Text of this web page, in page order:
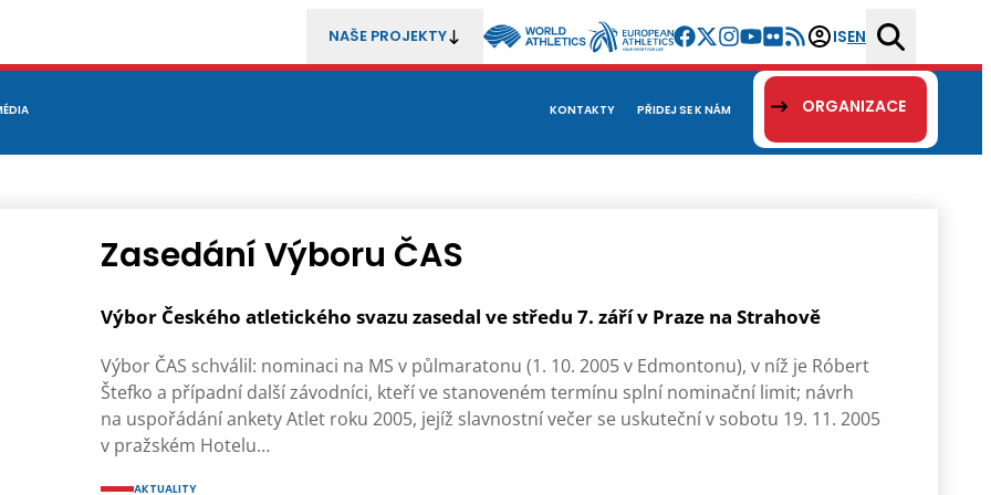
NAŠE PROJEKTY ISEN
KONTAKTY PŘIDEJ SE K NÁM ORGANIZACE
Zasedání Výboru ČAS
Výbor Českého atletického svazu zasedal ve středu 7. září v Praze na Strahově
Výbor ČAS schválil: nominaci na MS v půlmaratonu (1. 10. 2005 v Edmontonu), v níž je Róbert
Štefko a případní další závodníci, kteří ve stanoveném termínu splní nominační limit; návrh
na uspořádání ankety Atlet roku 2005, jejíž slavnostní večer se uskuteční v sobotu 19. 11. 2005
v pražském Hotelu…
AKTUALITY